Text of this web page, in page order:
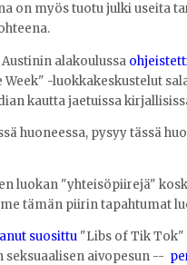
on myös tuotu julki useita
alakoulussa
-luokkakeskustelut
kautta jaetuissa
huoneessa, pysyy tässä
luokan "yhteisöpiirejä"
tämän piirin tapahtumat
suosittu "Libs of Tik
aivopesun --